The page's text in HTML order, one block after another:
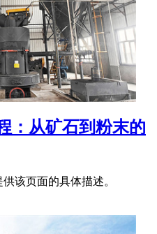
：从矿石到粉末的
该页面的具体描述。